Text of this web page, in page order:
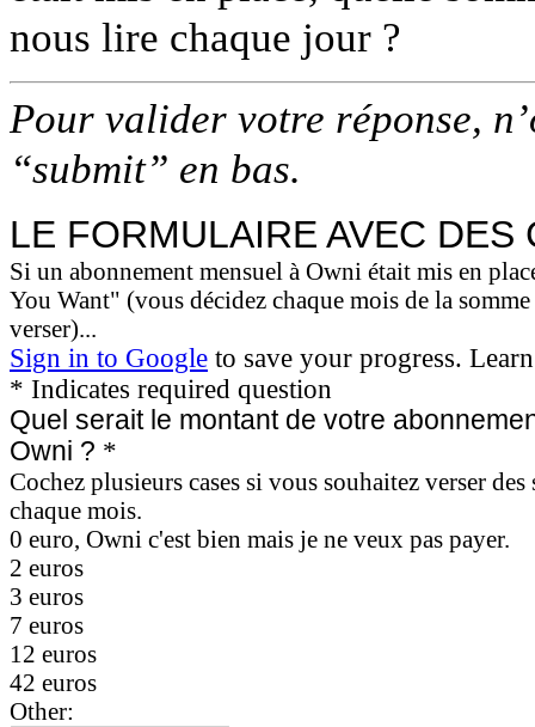
nous lire chaque jour ?
Pour valider votre réponse,
“submit” en bas.